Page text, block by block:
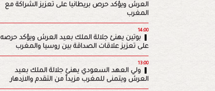
العرش ويؤكد حرص بريطانيا على تعزيز الشراكة مع
المغرب
14:00
بوتين يهنئ جلالة الملك بعيد العرش ويؤكد حرصه
على تعزيز علاقات الصداقة بين روسيا والمغرب
13:00
ولي العهد السعودي يهنئ جلالة الملك بعيد
العرش ويتمنى للمغرب مزيداً من التقدم والازدهار